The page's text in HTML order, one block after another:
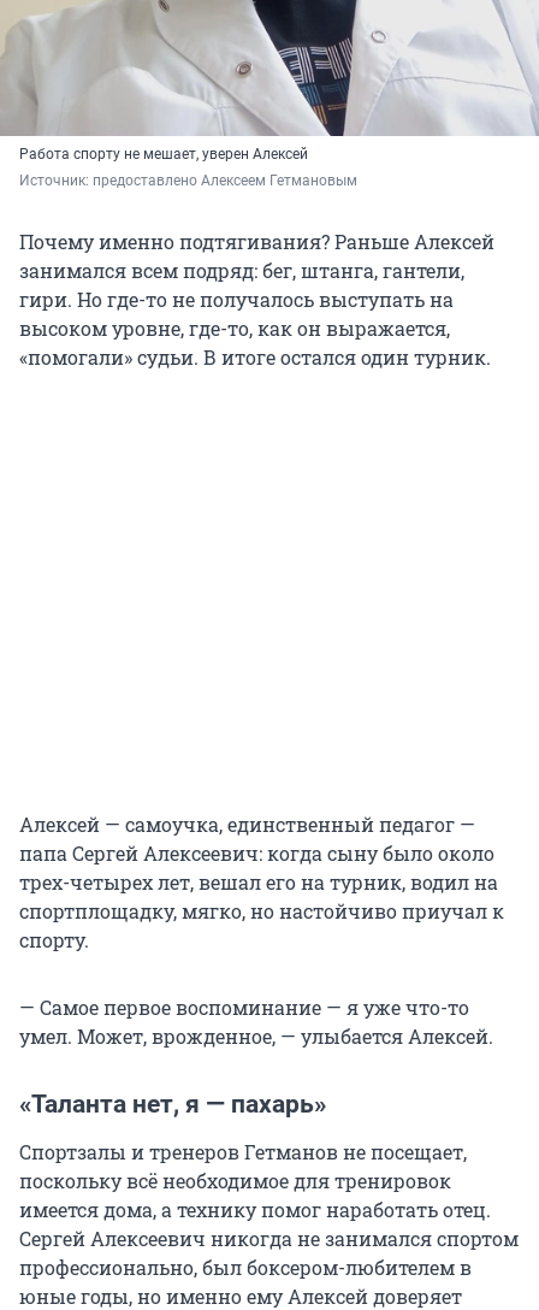
Работа спорту не мешает, уверен Алексей
Источник: предоставлено Алексеем Гетмановым
Почему именно подтягивания? Раньше Алексей
занимался всем подряд: бег, штанга, гантели,
гири. Но где-то не получалось выступать на
высоком уровне, где-то, как он выражается,
«помогали» судьи. В итоге остался один турник.
Алексей — самоучка, единственный педагог —
папа Сергей Алексеевич: когда сыну было около
трех-четырех лет, вешал его на турник, водил на
спортплощадку, мягко, но настойчиво приучал к
спорту.
— Самое первое воспоминание — я уже что-то
умел. Может, врожденное, — улыбается Алексей.
«Таланта нет, я — пахарь»
Спортзалы и тренеров Гетманов не посещает,
поскольку всё необходимое для тренировок
имеется дома, а технику помог наработать отец.
Сергей Алексеевич никогда не занимался спортом
профессионально, был боксером-любителем в
юные годы, но именно ему Алексей доверяет